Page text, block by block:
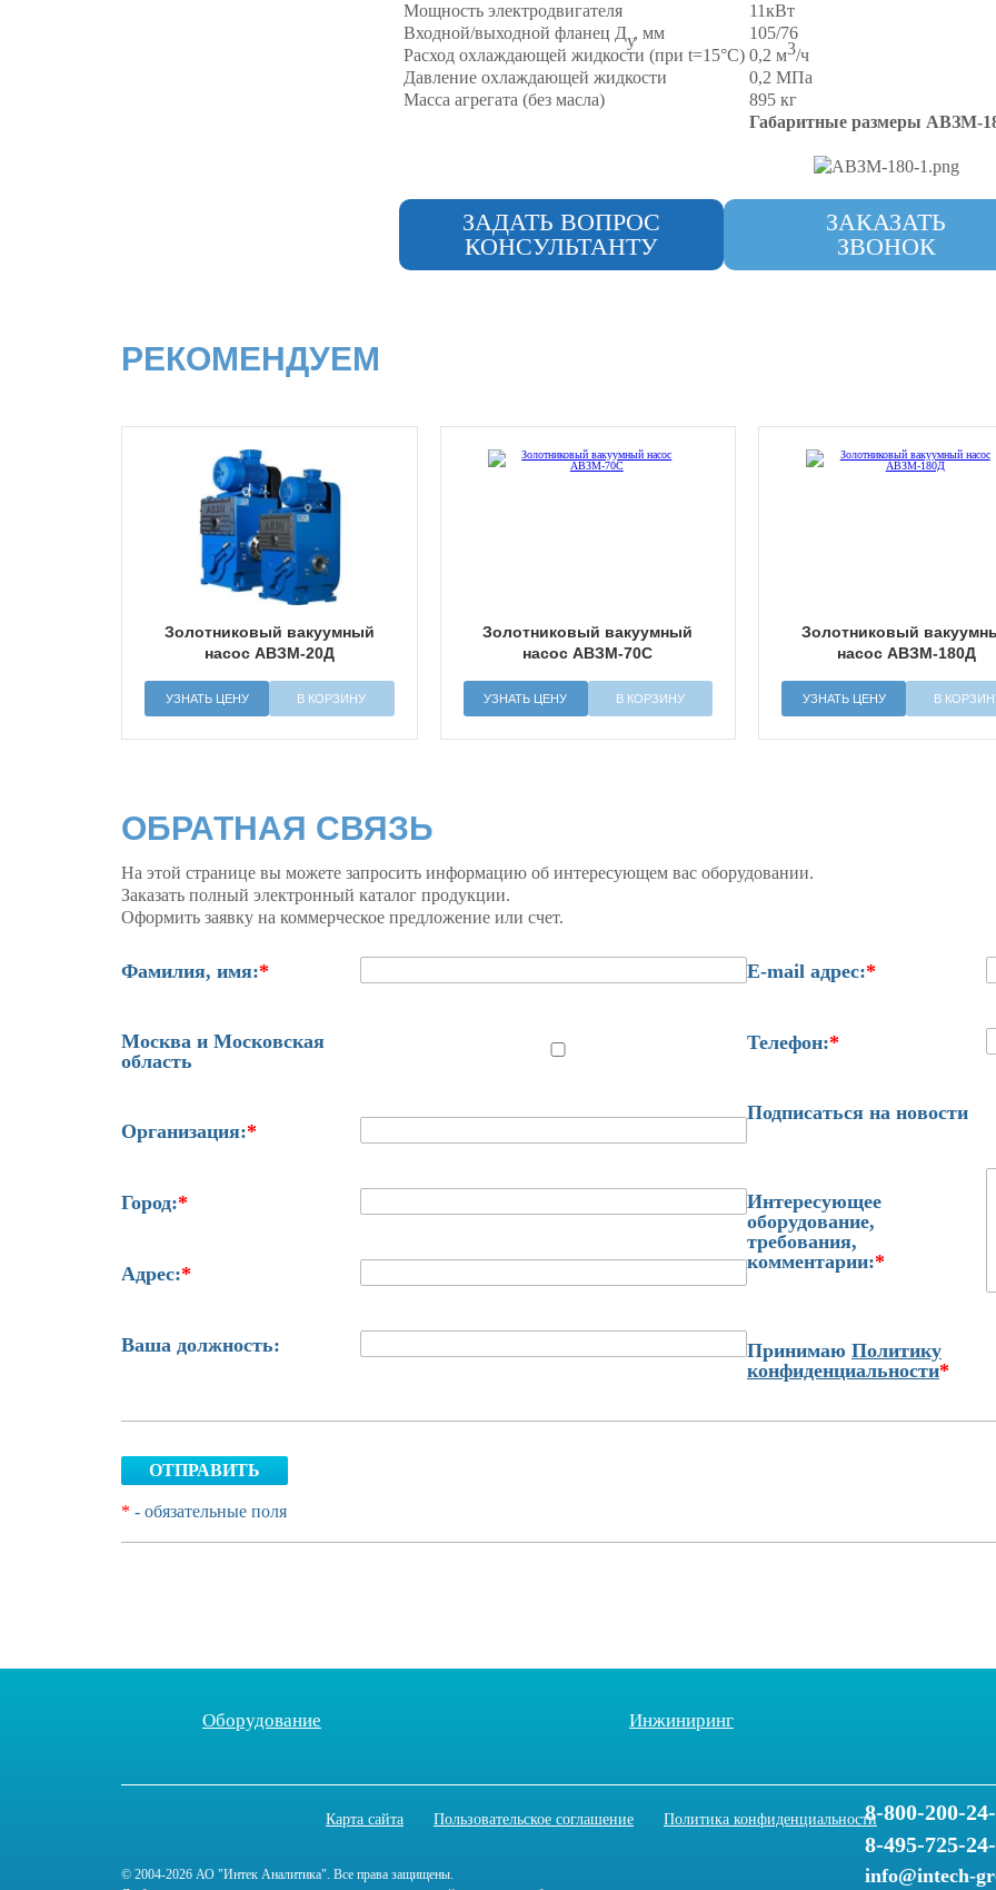
Мощность электродвигателя
11кВт
Входной/выходной фланец Ду, мм
105/76
Расход охлаждающей жидкости (при t=15°C) 0,2 м3/ч
Давление охлаждающей жидкости
0,2 МПа
Масса агрегата (без масла)
895 кг
Габаритные размеры АВЗМ-
ЗАДАТЬ ВОПРОС
КОНСУЛЬТАНТУ
ЗАКАЗАТЬ
ЗВОНОК
РЕКОМЕНДУЕМ
Золотниковый вакуумный
насос АВЗМ-20Д
УЗНАТЬ ЦЕНУ В КОРЗИНУ
Золотниковый вакуумный
насос АВЗМ-70С
УЗНАТЬ ЦЕНУ В КОРЗИНУ
Золотниковый
насос АВЗМ-180Д
УЗНАТЬ ЦЕНУ В
ОБРАТНАЯ СВЯЗЬ
На этой странице вы можете запросить информацию об интересующем вас оборудовании.
Заказать полный электронный каталог продукции.
Оформить заявку на коммерческое предложение или счет.
Фамилия, имя:*
Москва и Московская
область
Организация:*
Город:*
Адрес:*
Ваша должность:
E-mail адрес:*
Телефон:*
Подписаться на новости
Интересующее
оборудование,
требования,
комментарии:*
Принимаю Политику
конфиденциальности*
ОТПРАВИТЬ
* - обязательные поля
Оборудование Инжиниринг
Карта сайта Пользовательское соглашение Политика конфиденциальности
© 2004-2026 АО "Интек Аналитика". Все права защищены.
8-800-200-
8-495-725-
info@intech-